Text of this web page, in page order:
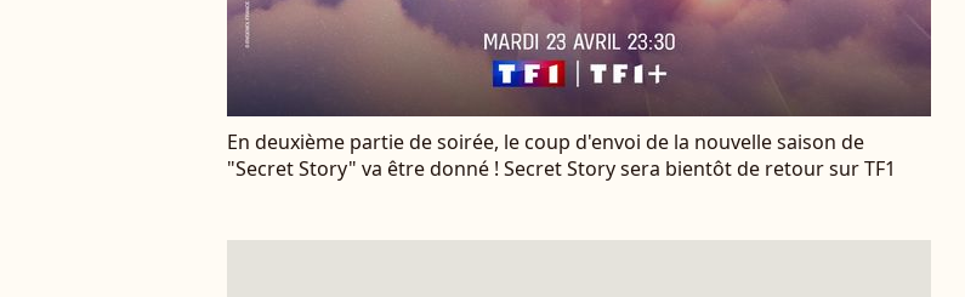
En deuxième partie de soirée, le coup d'envoi de la nouvelle saison de
"Secret Story" va être donné ! Secret Story sera bientôt de retour sur TF1